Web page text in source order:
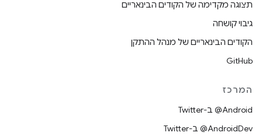
תצוגה מקדימה של הקודים הבינאריים
גיבוי קושחה
הקודים הבינאריים של מנהל ההתקן
GitHub
המרכז
‎@Android ב-Twitter
‎@AndroidDev ב-Twitter